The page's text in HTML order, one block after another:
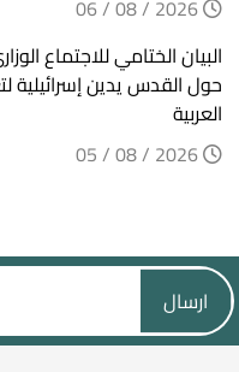
البيان الختامي للاجتماع
حول القدس يدين إسرائيلية
العربية
ارسال